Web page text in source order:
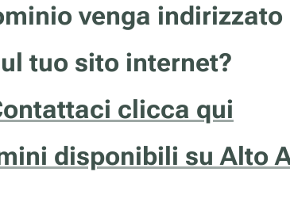
venga
tuo sito internet?
clicca qui
disponibili su Alto